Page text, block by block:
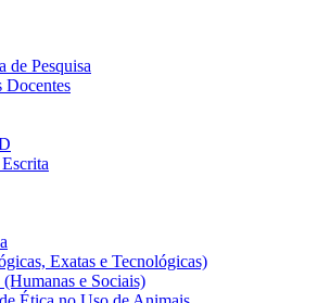
de Pesquisa
Docentes
Exatas e Tecnológicas)
e Sociais)